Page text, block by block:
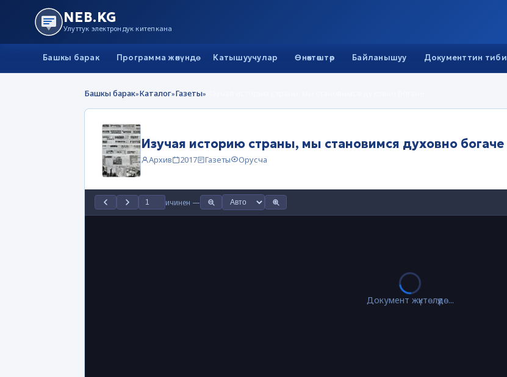
NEB.KG
Улуттук электрондук китепкана
Башкы барак Программа жөнүндө Катышуучулар Өнөктөштөр Байланышуу Документтин тиби
Башкы барак»Каталог»Газеты»
Изучая историю страны, мы становимся духовно богаче
Архив 2017 Газеты Орусча
ичинен —
Документ жүктөлүүдө...